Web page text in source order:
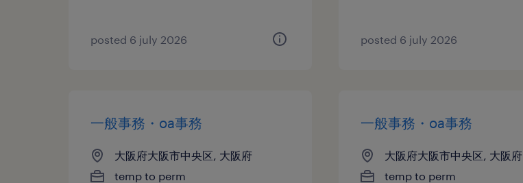
posted 6 july 2026 posted 6 july 2026
一般事務・oa事務
大阪府大阪市中央区, 大阪府
temp to perm
一般事務・oa事務
大阪府大阪市中央区, 大阪府
temp to perm